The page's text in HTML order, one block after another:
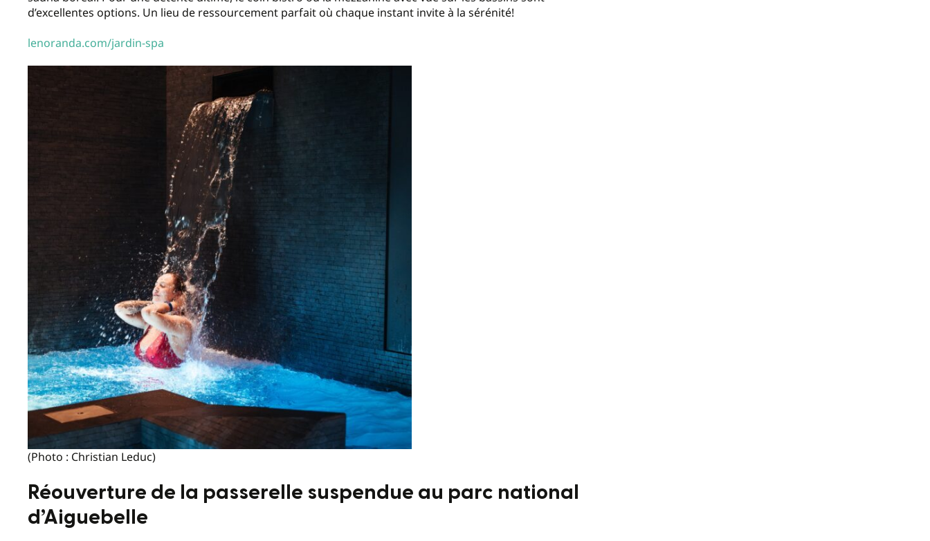
d’excellentes options. Un lieu de ressourcement parfait où chaque instant invite à la sérénité!
lenoranda.com/jardin-spa
(Photo : Christian Leduc)
Réouverture de la passerelle suspendue au parc national
d’Aiguebelle